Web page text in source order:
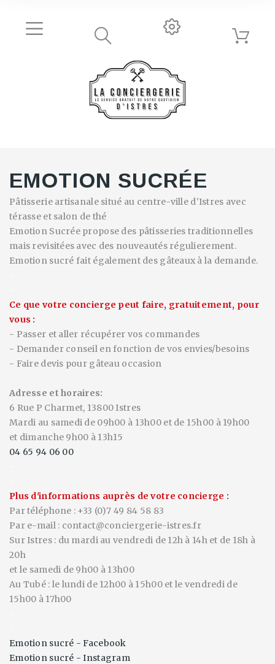
EMOTION SUCRÉE
Pâtisserie artisanale situé au centre-ville d'Istres avec
térasse et salon de thé
Emotion Sucrée propose des pâtisseries traditionnelles
mais revisitées avec des nouveautés régulierement.
Emotion sucré fait également des gâteaux à la demande.
Ce que votre concierge peut faire, gratuitement, pour
vous :
- Passer et aller récupérer vos commandes
- Demander conseil en fonction de vos envies/besoins
- Faire devis pour gâteau occasion
Adresse et horaires:
6 Rue P Charmet, 13800 Istres
Mardi au samedi de 09h00 à 13h00 et de 15h00 à 19h00
et dimanche 9h00 à 13h15
04 65 94 06 00
Plus d'informations auprès de votre concierge :
Par téléphone : +33 (0)7 49 84 58 83
Par e-mail : contact@conciergerie-istres.fr
Sur Istres : du mardi au vendredi de 12h à 14h et de 18h à
20h
et le samedi de 9h00 à 13h00
Au Tubé : le lundi de 12h00 à 15h00 et le vendredi de
15h00 à 17h00
Emotion sucré - Facebook
Emotion sucré - Instagram